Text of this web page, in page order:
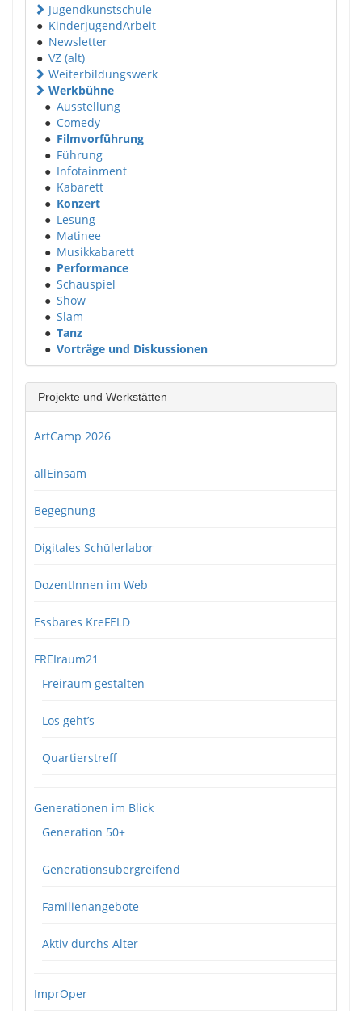
Jugendkunstschule
● KinderJugendArbeit
● Newsletter
● VZ (alt)
Weiterbildungswerk
Werkbühne
● Ausstellung
● Comedy
● Filmvorführung
● Führung
● Infotainment
● Kabarett
● Konzert
● Lesung
● Matinee
● Musikkabarett
● Performance
● Schauspiel
● Show
● Slam
● Tanz
● Vorträge und Diskussionen
Projekte und Werkstätten
ArtCamp 2026
allEinsam
Begegnung
Digitales Schülerlabor
DozentInnen im Web
Essbares KreFELD
FREIraum21
Freiraum gestalten
Los geht’s
Quartierstreff
Generationen im Blick
Generation 50+
Generationsübergreifend
Familienangebote
Aktiv durchs Alter
ImprOper